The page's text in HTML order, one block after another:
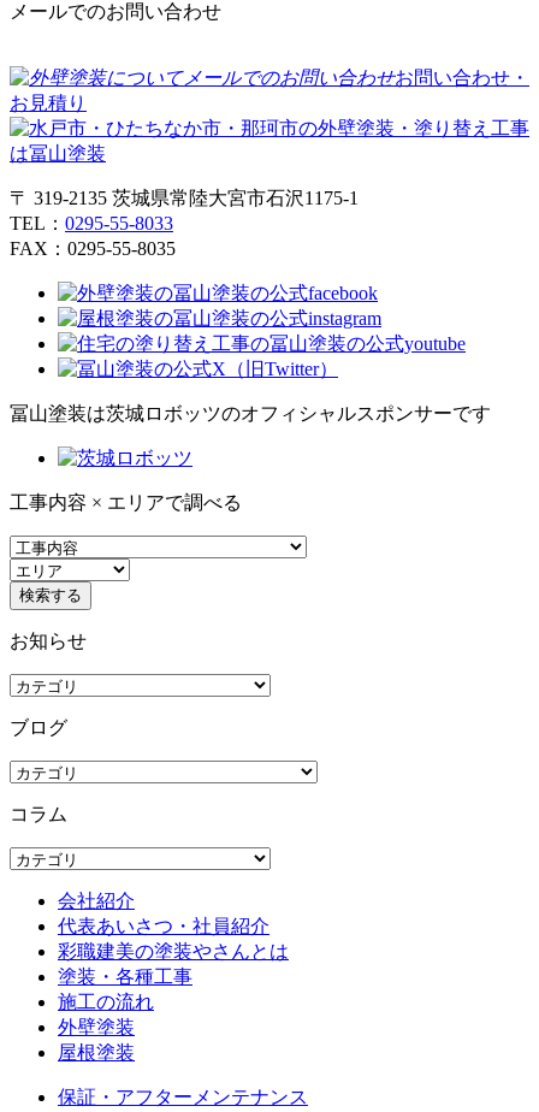
メールでのお問い合わせ
お問い合わせ・
お見積り
〒 319-2135 茨城県常陸大宮市石沢1175-1
TEL： 0295-55-8033
FAX：0295-55-8035
冨山塗装は茨城ロボッツのオフィシャルスポンサーです
工事内容 × エリアで調べる
お知らせ
ブログ
コラム
会社紹介
代表あいさつ・社員紹介
彩職建美の塗装やさんとは
塗装・各種工事
施工の流れ
外壁塗装
屋根塗装
保証・アフターメンテナンス